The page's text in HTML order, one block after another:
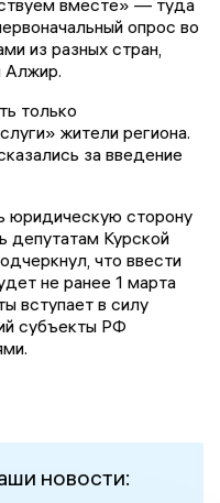
опрос во
из разных стран,
Алжир.
только
жители региона.
за введение
юридическую сторону
депутатам Курской
что ввести
не ранее 1 марта
вступает в силу
субъекты РФ
новости: